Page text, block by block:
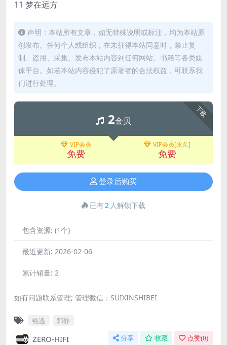
11 梦在远方
声明：本站所有文章，如无特殊说明或标注，均为本站原
创发布。任何个人或组织，在未征得本站同意时，禁止复
制、盗用、采集、发布本站内容到任何网站、书籍等各类媒
体平台。如若本站内容侵犯了原著者的合法权益，可联系我
们进行处理。
下载
2金贝
VIP会员
免费
VIP会员[永久]
免费
登录后购买
已有2 人解锁下载
包含资源: (1个)
最近更新: 2026-02-06
累计销量: 2
如有问题联系管理; 管理微信：SUIXINSHIBEI
艳遇 郭静
ZERO-HIFI 分享 收藏 点赞(0)